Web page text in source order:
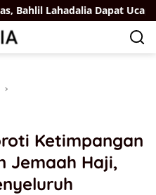
Lahadalia Dapat Ucapan
Ketimpangan
Jemaah Haji,